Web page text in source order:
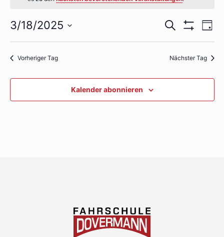
März
18,
2025
Suche
und
Suche
Anzeigen
Tag
3/18/2025
Vorheriger Tag Nächster Tag
Kalender abonnieren